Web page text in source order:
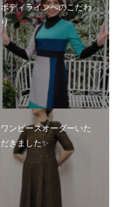
ボディラインへのこだわ
り
ワンピースオーダーいた
だきました✨